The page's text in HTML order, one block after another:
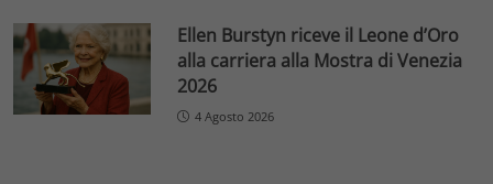
Ellen Burstyn riceve il Leone d’Oro
alla carriera alla Mostra di Venezia
2026
4 Agosto 2026